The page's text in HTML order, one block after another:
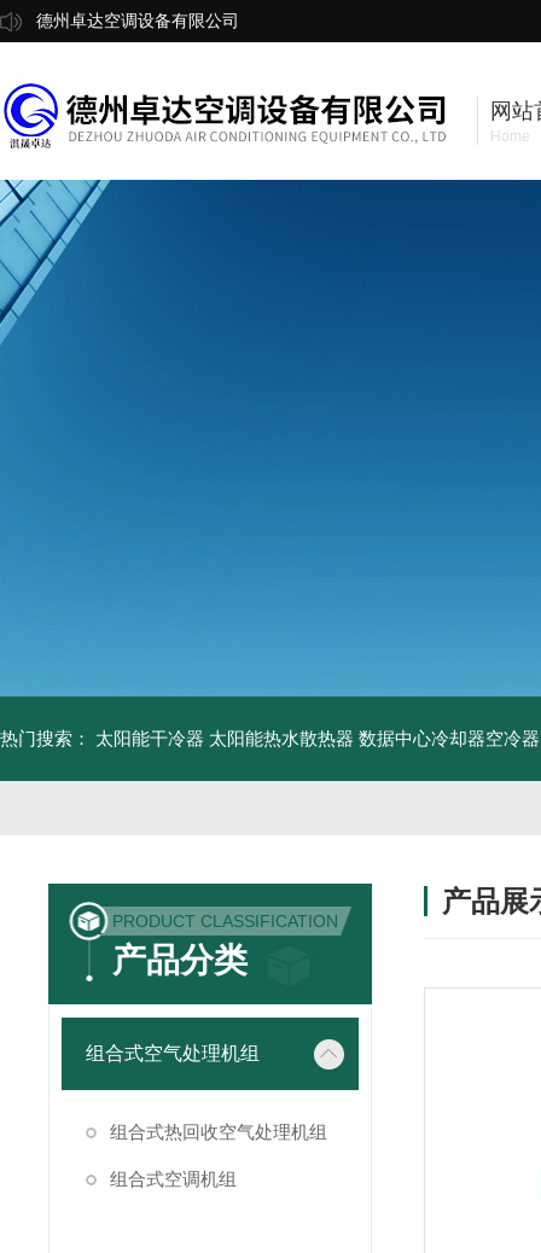
德州卓达空调设备有限公司
网站
Home
热门搜索： 太阳能干冷器 太阳能热水散热器 数据中心冷却器空冷器
PRODUCT CLASSIFICATION
产品分类
组合式空气处理机组
组合式热回收空气处理机组
组合式空调机组
产品展